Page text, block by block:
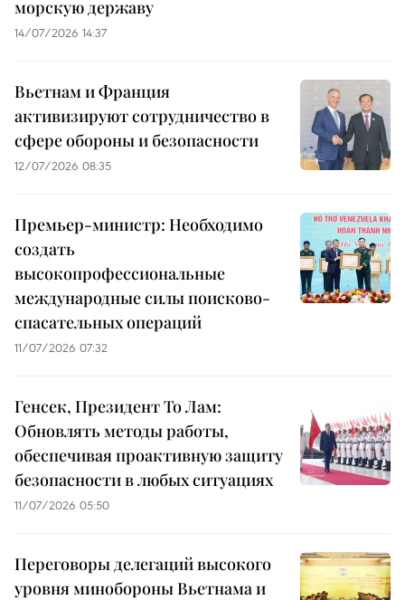
морскую державу
14/07/2026 14:37
Вьетнам и Франция
активизируют сотрудничество в
сфере обороны и безопасности
12/07/2026 08:35
Премьер-министр: Необходимо
создать
высокопрофессиональные
международные силы поисково-
спасательных операций
11/07/2026 07:32
Генсек, Президент То Лам:
Обновлять методы работы,
обеспечивая проактивную защиту
безопасности в любых ситуациях
11/07/2026 05:50
Переговоры делегаций высокого
уровня минобороны Вьетнама и